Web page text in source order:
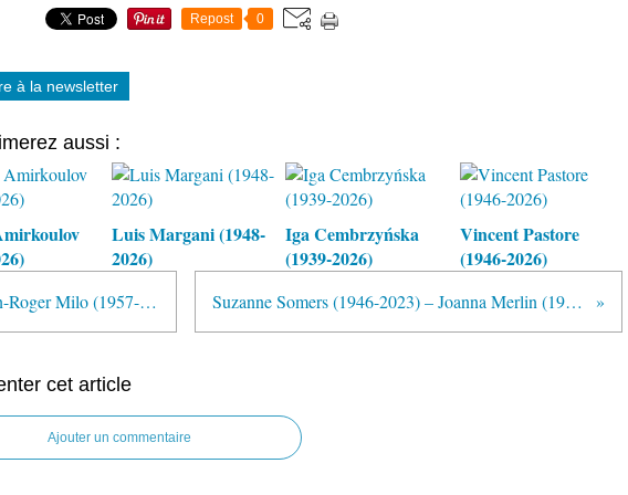
Repost 0
à la newsletter
aussi :
Luis Margani (1948-
2026)
Iga Cembrzyńska
(1939-2026)
Vincent Pastore
(1946-2026)
Jean-Roger Milo (1957-2023) Suzanne Somers (1946-2023) – Joanna Merlin (1931-2023)
cet article
Ajouter un commentaire